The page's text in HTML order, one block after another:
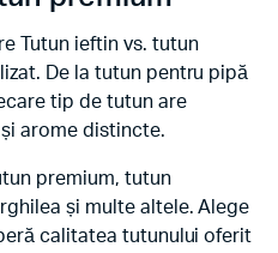
Tutun ieftin vs. tutun
De la tutun pentru pipă
tip de tutun are
arome distincte.
premium, tutun
și multe altele. Alege
calitatea tutunului oferit